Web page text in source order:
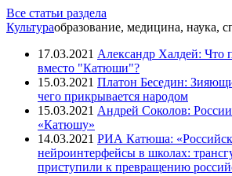
Все статьи раздела
Культураобразование, медицина, наука,
17.03.2021 Александр Халдей:
вместо "Катюши"?
15.03.2021 Платон Беседин:
чего прикрывается народом
15.03.2021 Андрей Соколов:
«Катюшу»
14.03.2021 РИА Катюша:
нейроинтерфейсы в школах:
приступили к превращению